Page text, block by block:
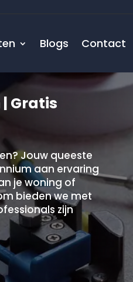
Blogs Contact
Gratis
Jouw queeste
aan ervaring
je woning of
bieden we met
zijn